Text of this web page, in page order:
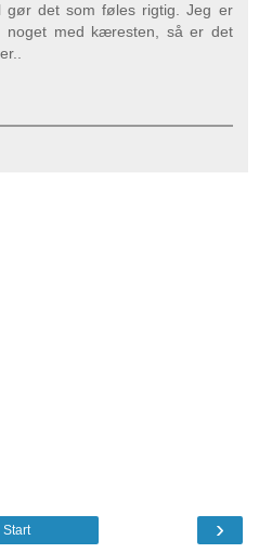
gør det som føles rigtig. Jeg er
noget med kæresten, så er det
›
Start